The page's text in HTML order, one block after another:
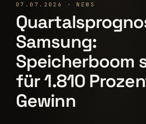
07.07.2026 · NEWS
Samsung:
Speicherboom
für 1.810
Gewinn